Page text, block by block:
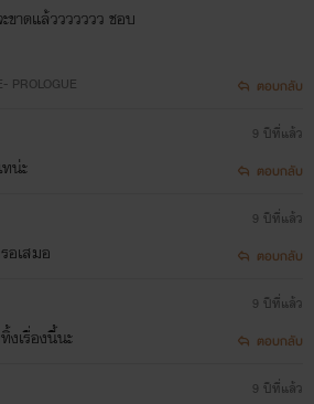
ขาดแล้ววววววว ชอบ
PROLOGUE ตอบกลับ
น่ะ
9 ปีที่แล้ว
ตอบกลับ
อเสมอ
9 ปีที่แล้ว
ตอบกลับ
เรื่องนี้นะ
9 ปีที่แล้ว
ตอบกลับ
9 ปีที่แล้ว